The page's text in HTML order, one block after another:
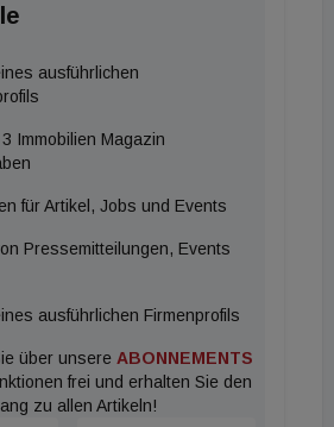
ausführlichen
Immobilien Magazin
für Artikel, Jobs und Events
Pressemitteilungen, Events
ausführlichen Firmenprofils
über unsere ABONNEMENTS
frei und erhalten Sie den
zu allen Artikeln!